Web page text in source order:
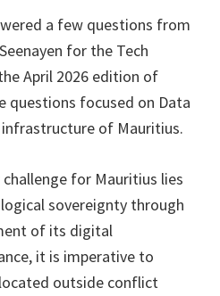
a few questions from
for the Tech
April 2026 edition of
questions focused on Data
of Mauritius.
for Mauritius lies
sovereignty through
of its digital
it is imperative to
outside conflict